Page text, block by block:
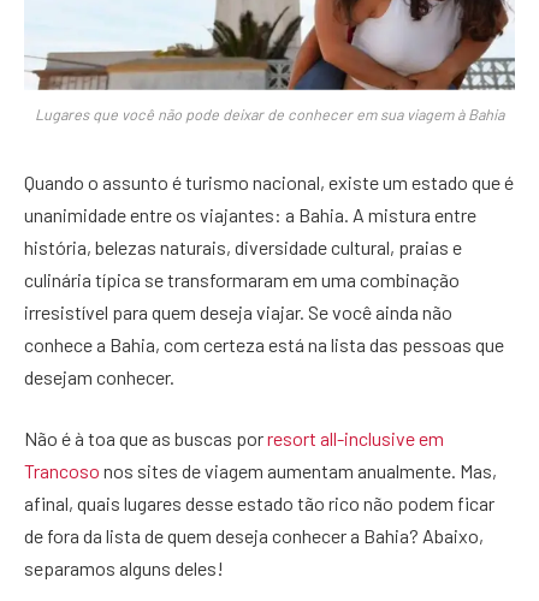
Lugares que você não pode deixar de conhecer em sua viagem à Bahia
Quando o assunto é turismo nacional, existe um estado que é
unanimidade entre os viajantes: a Bahia. A mistura entre
história, belezas naturais, diversidade cultural, praias e
culinária típica se transformaram em uma combinação
irresistível para quem deseja viajar. Se você ainda não
conhece a Bahia, com certeza está na lista das pessoas que
desejam conhecer.
Não é à toa que as buscas porresort all-inclusive em
Trancoso nos sites de viagem aumentam anualmente. Mas,
afinal, quais lugares desse estado tão rico não podem ficar
de fora da lista de quem deseja conhecer a Bahia? Abaixo,
separamos alguns deles!